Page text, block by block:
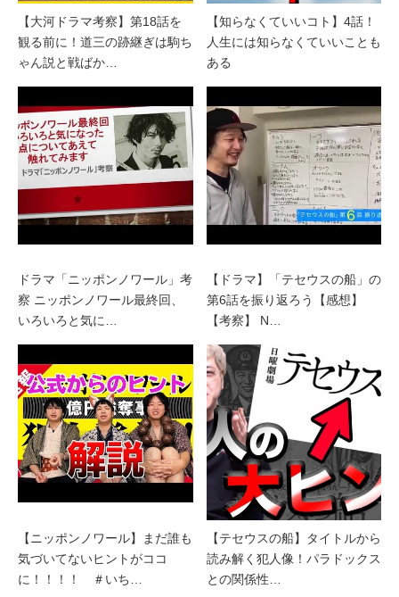
【大河ドラマ考察】第18話を
観る前に！道三の跡継ぎは駒ち
ゃん説と戦ばか…
【知らなくていいコト】4話！
人生には知らなくていいことも
ある
ドラマ「ニッポンノワール」考
察 ニッポンノワール最終回、
いろいろと気に…
【ドラマ】「テセウスの船」の
第6話を振り返ろう【感想】
【考察】 N…
【ニッポンノワール】まだ誰も
気づいてないヒントがココ
に！！！！ ＃いち…
【テセウスの船】タイトルから
読み解く犯人像！パラドックス
との関係性…